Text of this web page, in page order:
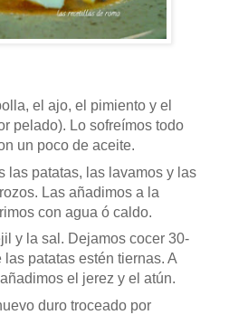
el ajo, el pimiento y el
pelado). Lo sofreímos todo
un poco de aceite.
las patatas, las lavamos y las
Las añadimos a la
con agua ó caldo.
y la sal. Dejamos cocer 30-
patatas estén tiernas. A
el jerez y el atún.
duro troceado por